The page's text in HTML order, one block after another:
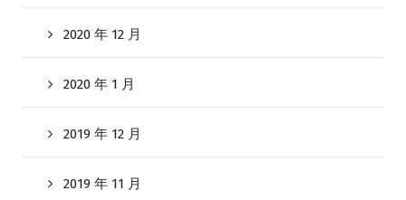
2020 年 12 月
2020 年 1 月
2019 年 12 月
2019 年 11 月